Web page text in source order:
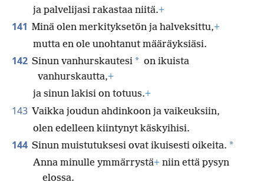
ja palvelijasi rakastaa niitä.+
141 Minä olen merkityksetön ja halveksittu,+
mutta en ole unohtanut määräyksiäsi.
142 Sinun vanhurskautesi * on ikuista
vanhurskautta,+
ja sinun lakisi on totuus.+
143 Vaikka joudun ahdinkoon ja vaikeuksiin,
olen edelleen kiintynyt käskyihisi.
144 Sinun muistutuksesi ovat ikuisesti oikeita. *
Anna minulle ymmärrystä+ niin että pysyn
elossa.